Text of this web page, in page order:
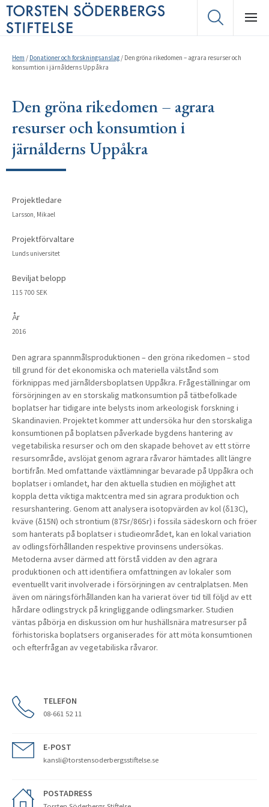
Hem / Donationer och forskningsanslag / Den gröna rikedomen – agrara resurser och
konsumtion i järnålderns Uppåkra
Den gröna rikedomen – agrara
resurser och konsumtion i
järnålderns Uppåkra
Projektledare
Larsson, Mikael
Projektförvaltare
Lunds universitet
Beviljat belopp
115 700 SEK
År
2016
Den agrara spannmålsproduktionen – den gröna rikedomen – stod
till grund för det ekonomiska och materiella välstånd som
förknippas med järnåldersboplatsen Uppåkra. Frågeställningar om
försörjningen av en storskalig matkonsumtion på tätbefolkade
boplatser har tidigare inte belysts inom arkeologisk forskning i
Skandinavien. Projektet kommer att undersöka hur den storskaliga
konsumtionen på boplatsen påverkade bygdens hantering av
vegetabiliska resurser och om den skapade behovet av ett större
resursområde, avslöjat genom agrara råvaror hämtades allt längre
bortifrån. Med omfattande växtlämningar bevarade på Uppåkra och
boplatser i omlandet, har den aktuella studien en möjlighet att
koppla detta viktiga maktcentra med sin agrara produktion och
resurshantering. Genom att analysera isotopvärden av kol (δ13C),
kväve (δ15N) och strontium (87Sr/86Sr) i fossila sädeskorn och fröer
som hanterats på boplatser i studieområdet, kan en lokal variation
av odlingsförhållanden respektive provinsens undersökas.
Metoderna avser därmed att förstå vidden av den agrara
produktionen och att identifiera omfattningen av lokaler som
eventuellt varit involverade i försörjningen av centralplatsen. Men
även om näringsförhållanden kan ha varierat över tid till följd av ett
hårdare odlingstryck på kringliggande odlingsmarker. Studien
väntas påbörja en diskussion om hur hushällsnära matresurser på
förhistoriska boplatsers organiserades för att möta konsumtionen
och efterfrågan av vegetabiliska råvaror.
TELEFON
08-661 52 11
E-POST
kansli@torstensoderbergsstiftelse.se
POSTADRESS